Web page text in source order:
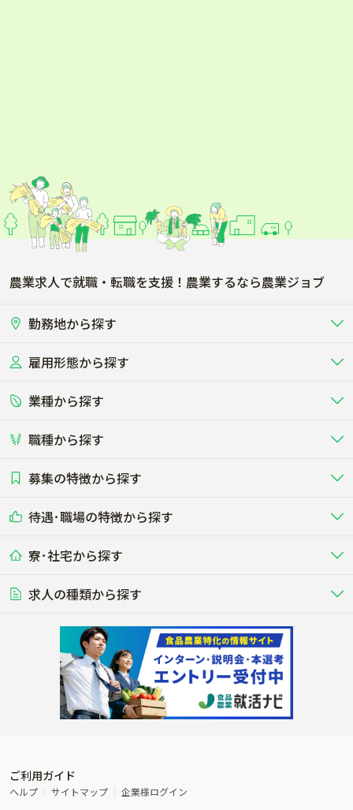
農業求人で就職・転職を支援！農業するなら農業ジョブ
勤務地から探す
北海道
関東
東海
雇用形態から探す
正社員 バイト・アルバイト・パート
短期アルバイト
その他（独立・副業など）
業種から探す
畜産（酪農･肉牛･養豚･養鶏など）
酪農
する牧場
養豚
る養豚場
レースで活躍する馬の手入れや子馬
その他畜産
その他動物の畜産業（羊、ウズラな
ど）
畑・圃場で野菜・穀物を生産 ビニールハウスで多様な野菜の生産
稲作
ビニールハウスで観賞用植物の栽
植物工場
環境制御された工場で野菜の生産管
理
農業資材･肥料
農場設備・肥料・飼料の生産・流
農業用の機械・機材の開発・販
流通･商社
農産物・農産品の物流・卸し・輸出
入
製造･加工･販売 福祉
その他農業関連企業
その他業種
木材の植林・伐採・加工、または
漁業･養殖
魚介類の採捕・養殖、または水産加
工場
職種から探す
農場･牧場･現場職
専門職（獣医師･人工授精師･
研究･開発 WEB･IT
その他職種
募集の特徴から探す
未経験歓迎
学歴不問
50代採用実績あり
AT免許OK
内定まで最短1週間 管理者･幹部採用
待遇･職場の特徴から探す
社会保険完備
食事補助あり
年間休日100日以上
経験者優遇 独立支援可能
寮･社宅から探す
単身寮あり
寮･社宅相談可
求人の種類から探す
転職おまかせ求人
ご利用ガイド
ヘルプ サイトマップ 企業様ログイン